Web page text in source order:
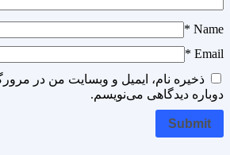
Name
*
Email
*
ذخیره نام، ایمیل و وبسایت من در
دوباره دیدگاهی می‌نویسم.